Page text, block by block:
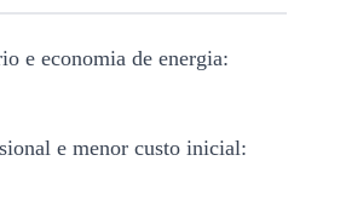
e economia de energia:
e menor custo inicial: